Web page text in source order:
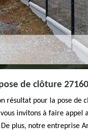
de clôture
résultat pour la pose de
invitons à faire appel
plus, notre entreprise